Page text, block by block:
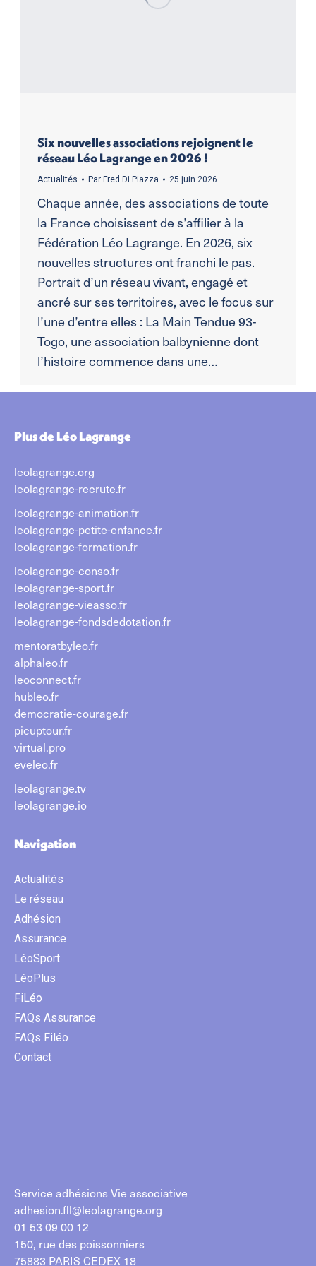
Six nouvelles associations rejoignent le
réseau Léo Lagrange en 2026 !
Actualités Par Fred Di Piazza 25 juin 2026
Chaque année, des associations de toute
la France choisissent de s’affilier à la
Fédération Léo Lagrange. En 2026, six
nouvelles structures ont franchi le pas.
Portrait d’un réseau vivant, engagé et
ancré sur ses territoires, avec le focus sur
l’une d’entre elles : La Main Tendue 93-
Togo, une association balbynienne dont
l’histoire commence dans une…
Plus de Léo Lagrange
leolagrange.org
leolagrange-recrute.fr
leolagrange-animation.fr
leolagrange-petite-enfance.fr
leolagrange-formation.fr
leolagrange-conso.fr
leolagrange-sport.fr
leolagrange-vieasso.fr
leolagrange-fondsdedotation.fr
mentoratbyleo.fr
alphaleo.fr
leoconnect.fr
hubleo.fr
democratie-courage.fr
picuptour.fr
virtual.pro
eveleo.fr
leolagrange.tv
leolagrange.io
Navigation
Actualités
Le réseau
Adhésion
Assurance
LéoSport
LéoPlus
FiLéo
FAQs Assurance
FAQs Filéo
Contact
Service adhésions Vie associative
adhesion.fll@leolagrange.org
01 53 09 00 12
150, rue des poissonniers
75883 PARIS CEDEX 18